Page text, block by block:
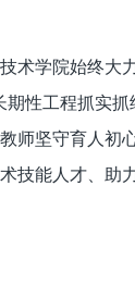
学院始终大
性工程抓实
师坚守育人初
技能人才、助